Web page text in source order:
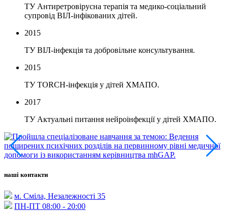
ТУ Антиретровірусна терапія та медико-соціальний
супровід ВІЛ-інфікованих дітей.
2015
ТУ ВІЛ-інфекція та добровільне консультування.
2015
ТУ TORCH-інфекція у дітей ХМАПО.
2017
ТУ Актуальні питання нейроінфекції у дітей ХМАПО.
наші контакти
м. Сміла, Незалежності 35
ПН-ПТ 08:00 - 20:00